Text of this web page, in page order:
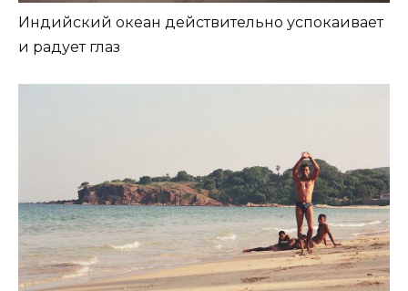
Индийский океан действительно успокаивает
и радует глаз